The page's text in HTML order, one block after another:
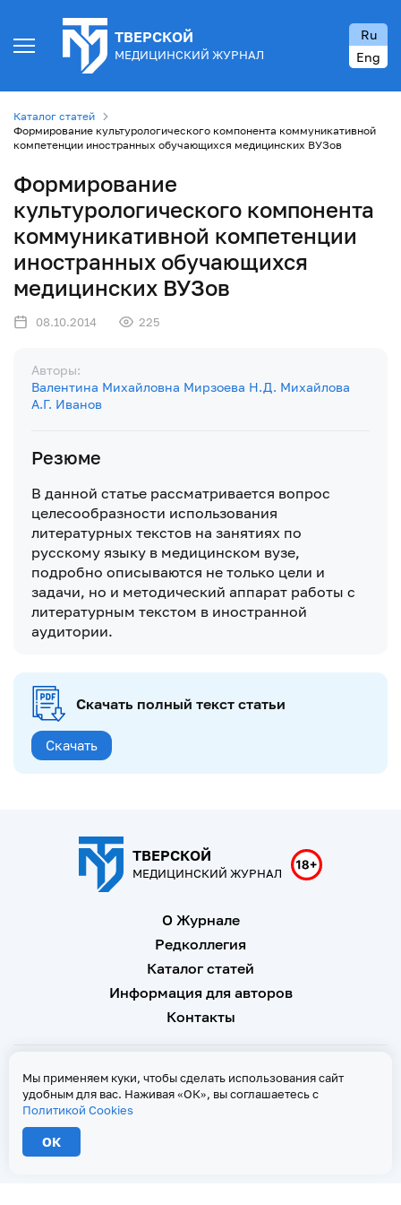
ТВЕРСКОЙ
МЕДИЦИНСКИЙ ЖУРНАЛ
Ru
Eng
Каталог статей
Формирование культурологического компонента коммуникативной
компетенции иностранных обучающихся медицинских ВУЗов
Формирование
культурологического компонента
коммуникативной компетенции
иностранных обучающихся
медицинских ВУЗов
08.10.2014 225
Авторы:
Валентина Михайловна Мирзоева Н.Д. Михайлова
А.Г. Иванов
Резюме
В данной статье рассматривается вопрос
целесообразности использования
литературных текстов на занятиях по
русскому языку в медицинском вузе,
подробно описываются не только цели и
задачи, но и методический аппарат работы с
литературным текстом в иностранной
аудитории.
Скачать полный текст статьи
Скачать
ТВЕРСКОЙ
МЕДИЦИНСКИЙ ЖУРНАЛ
О Журнале
Редколлегия
Каталог статей
Информация для авторов
Контакты
При копировании текстов ссылка на страницу-первоисточник обязательна
Свидетельство о регистрации Эл № ФС 77 - 67146 от 16
сентября 2016 г
Мы применяем куки, чтобы сделать использования сайт
удобным для вас. Наживая «ОК», вы соглашаетесь с
Политикой Cookies
ОК